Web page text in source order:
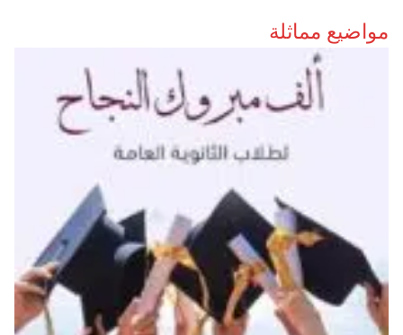
مواضيع مماثلة